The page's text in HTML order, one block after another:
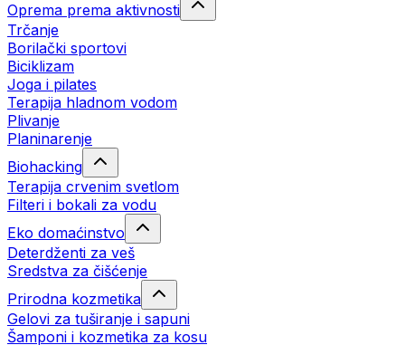
Oprema prema aktivnosti
Trčanje
Borilački sportovi
Biciklizam
Joga i pilates
Terapija hladnom vodom
Plivanje
Planinarenje
Biohacking
Terapija crvenim svetlom
Filteri i bokali za vodu
Eko domaćinstvo
Deterdženti za veš
Sredstva za čišćenje
Prirodna kozmetika
Gelovi za tuširanje i sapuni
Šamponi i kozmetika za kosu